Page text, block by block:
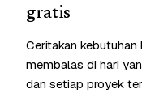
gratis
Ceritakan
membalas di hari
dan setiap proyek